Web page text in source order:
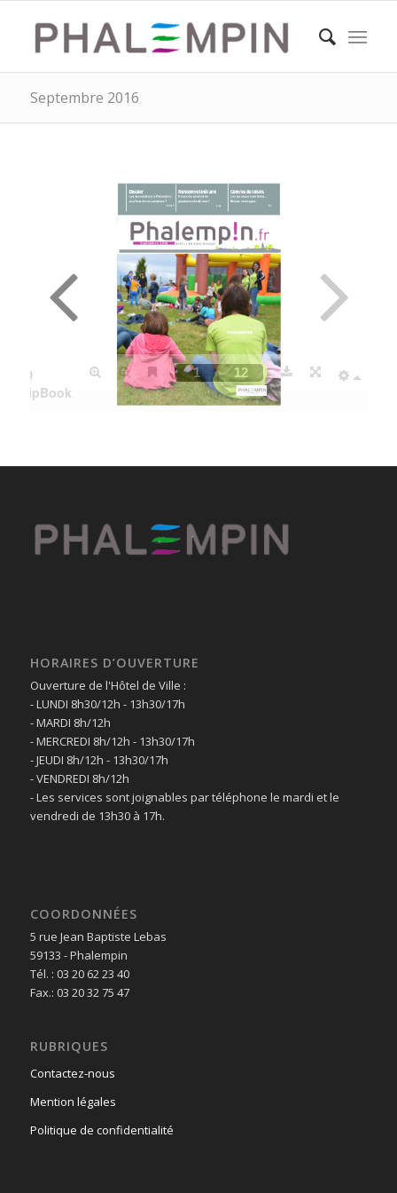
Septembre 2016
HORAIRES D’OUVERTURE
Ouverture de l'Hôtel de Ville :
- LUNDI 8h30/12h - 13h30/17h
- MARDI 8h/12h
- MERCREDI 8h/12h - 13h30/17h
- JEUDI 8h/12h - 13h30/17h
- VENDREDI 8h/12h
- Les services sont joignables par téléphone le mardi et le
vendredi de 13h30 à 17h.
COORDONNÉES
5 rue Jean Baptiste Lebas
59133 - Phalempin
Tél. : 03 20 62 23 40
Fax.: 03 20 32 75 47
RUBRIQUES
Contactez-nous
Mention légales
Politique de confidentialité